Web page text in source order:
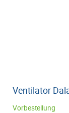
Ventilator
Vorbestellung